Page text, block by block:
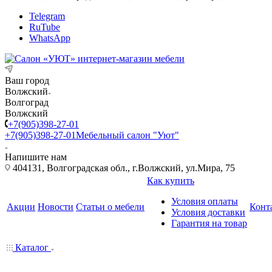
Telegram
RuTube
WhatsApp
Ваш город
Волжский
Волгоград
Волжский
+7(905)398-27-01
+7(905)398-27-01Мебельный салон "Уют"
Напишите нам
404131, Волгоградская обл., г.Волжский, ул.Мира, 75
Акции Новости Статьи о мебели
Как купить
Условия оплаты
Условия доставки
Гарантия на товар
Каталог